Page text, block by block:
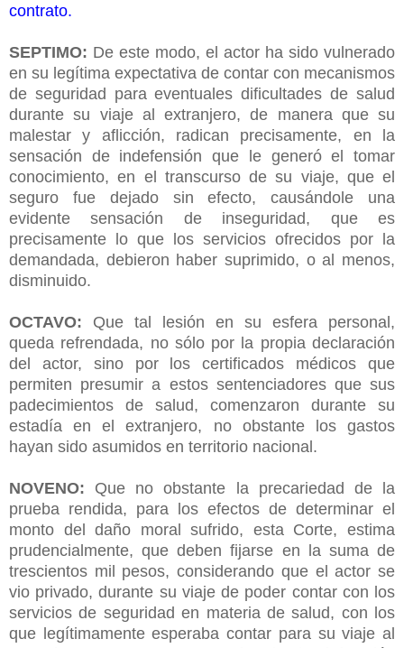
contrato.
SEPTIMO: De este modo, el actor ha sido vulnerado
en su legítima expectativa de contar con mecanismos
de seguridad para eventuales dificultades de salud
durante su viaje al extranjero, de manera que su
malestar y aflicción, radican precisamente, en la
sensación de indefensión que le generó el tomar
conocimiento, en el transcurso de su viaje, que el
seguro fue dejado sin efecto, causándole una
evidente sensación de inseguridad, que es
precisamente lo que los servicios ofrecidos por la
demandada, debieron haber suprimido, o al menos,
disminuido.
OCTAVO: Que tal lesión en su esfera personal,
queda refrendada, no sólo por la propia declaración
del actor, sino por los certificados médicos que
permiten presumir a estos sentenciadores que sus
padecimientos de salud, comenzaron durante su
estadía en el extranjero, no obstante los gastos
hayan sido asumidos en territorio nacional.
NOVENO: Que no obstante la precariedad de la
prueba rendida, para los efectos de determinar el
monto del daño moral sufrido, esta Corte, estima
prudencialmente, que deben fijarse en la suma de
trescientos mil pesos, considerando que el actor se
vio privado, durante su viaje de poder contar con los
servicios de seguridad en materia de salud, con los
que legítimamente esperaba contar para su viaje al